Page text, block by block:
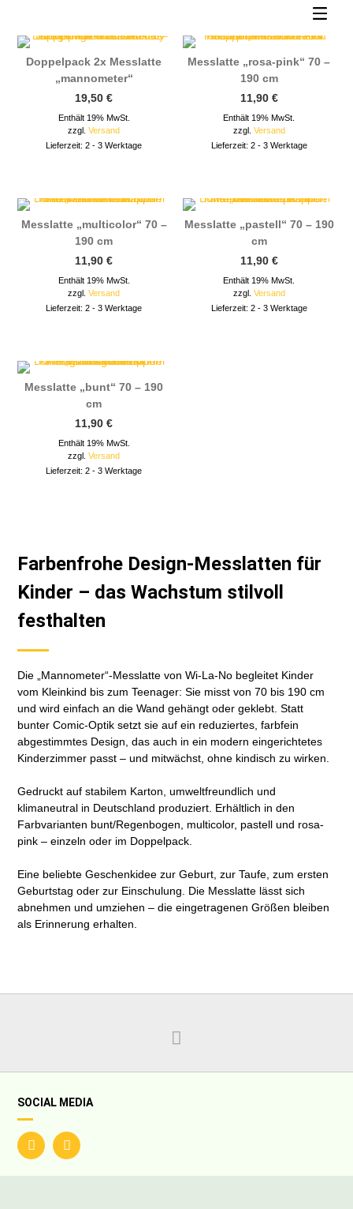
Doppelpack 2x Messlatte
„mannometer“
19,50€
Enthält 19% MwSt.
zzgl.Versand
Lieferzeit: 2 - 3 Werktage
Messlatte „rosa-pink“ 70 –
190 cm
11,90 €
Enthält 19% MwSt.
zzgl. Versand
Lieferzeit: 2 - 3 Werktage
Messlatte „multicolor“ 70 –
190 cm
11,90€
Enthält 19% MwSt.
zzgl.Versand
Lieferzeit: 2 - 3 Werktage
Messlatte „pastell“ 70 – 190
cm
11,90 €
Enthält 19% MwSt.
zzgl. Versand
Lieferzeit: 2 - 3 Werktage
Messlatte „bunt“ 70 – 190
cm
11,90€
Enthält 19% MwSt.
zzgl.Versand
Lieferzeit: 2 - 3 Werktage
Farbenfrohe Design-Messlatten für
Kinder – das Wachstum stilvoll
festhalten
Die „Mannometer“-Messlatte von Wi-La-No begleitet Kinder
vom Kleinkind bis zum Teenager: Sie misst von 70 bis 190 cm
und wird einfach an die Wand gehängt oder geklebt. Statt
bunter Comic-Optik setzt sie auf ein reduziertes, farbfein
abgestimmtes Design, das auch in ein modern eingerichtetes
Kinderzimmer passt – und mitwächst, ohne kindisch zu wirken.
Gedruckt auf stabilem Karton, umweltfreundlich und
klimaneutral in Deutschland produziert. Erhältlich in den
Farbvarianten bunt/Regenbogen, multicolor, pastell und rosa-
pink – einzeln oder im Doppelpack.
Eine beliebte Geschenkidee zur Geburt, zur Taufe, zum ersten
Geburtstag oder zur Einschulung. Die Messlatte lässt sich
abnehmen und umziehen – die eingetragenen Größen bleiben
als Erinnerung erhalten.
SOCIAL MEDIA